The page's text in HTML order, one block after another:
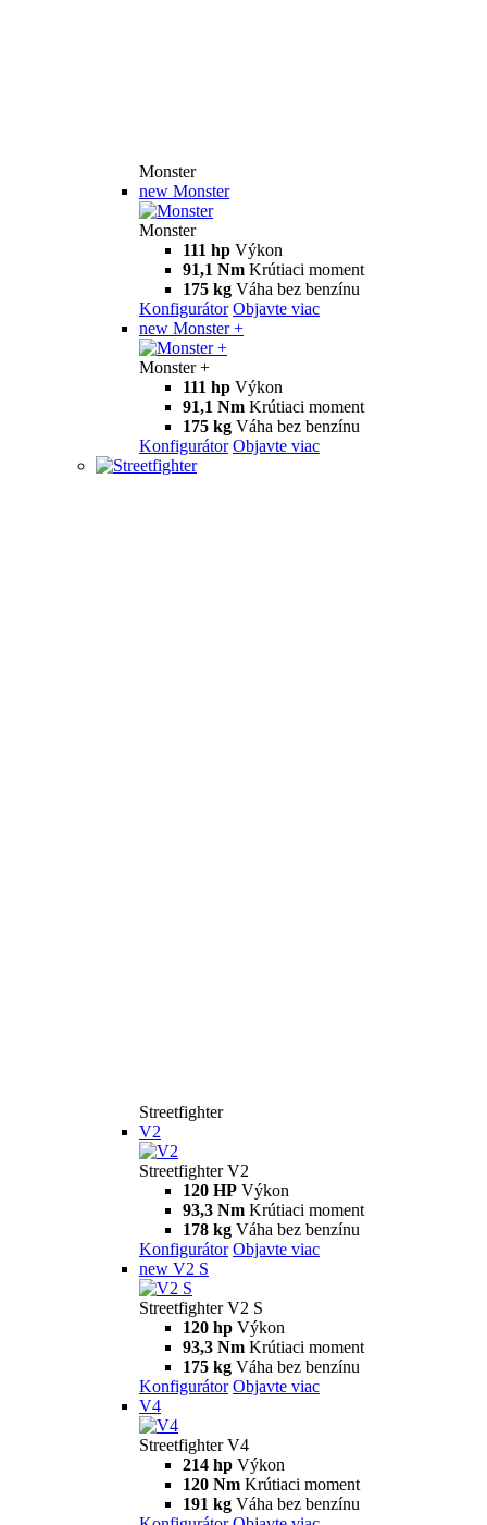
Monster
new Monster
Monster
111 hp Výkon
91,1 Nm Krútiaci moment
175 kg Váha bez benzínu
Konfigurátor Objavte viac
new Monster +
Monster +
111 hp Výkon
91,1 Nm Krútiaci moment
175 kg Váha bez benzínu
Konfigurátor Objavte viac
Streetfighter
V2
Streetfighter V2
120 HP Výkon
93,3 Nm Krútiaci moment
178 kg Váha bez benzínu
Konfigurátor Objavte viac
new V2 S
Streetfighter V2 S
120 hp Výkon
93,3 Nm Krútiaci moment
175 kg Váha bez benzínu
Konfigurátor Objavte viac
V4
Streetfighter V4
214 hp Výkon
120 Nm Krútiaci moment
191 kg Váha bez benzínu